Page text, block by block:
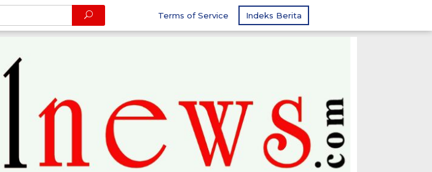
Terms of Service Indeks Berita